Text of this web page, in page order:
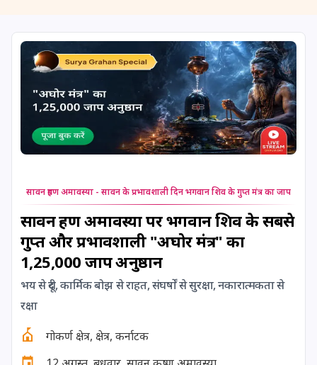
11 August, 2026 Sawan Shivaratri
12 August, 2026 Aadi Amavasai
12 August, 2026 Anvadhan
Hariyali Amavasya
12 August, 2026
13 August, 2026
13 August, 2026
सावन ग्रहण अमावस्या - सावन के प्रभावशाली दिन भगवान शिव के गुप्त मंत्र का जाप
सावन ग्रहण अमावस्या पर भगवान शिव के सबसे
गुप्त और प्रभावशाली "अघोर मंत्र" का
1,25,000 जाप अनुष्ठान
भय से दूरी, कार्मिक बोझ से राहत, संघर्षों से सुरक्षा, नकारात्मकता से
रक्षा
गोकर्ण क्षेत्र, क्षेत्र, कर्नाटक